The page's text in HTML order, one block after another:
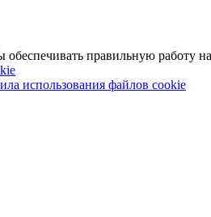
правильную работу
использования файлов cookie